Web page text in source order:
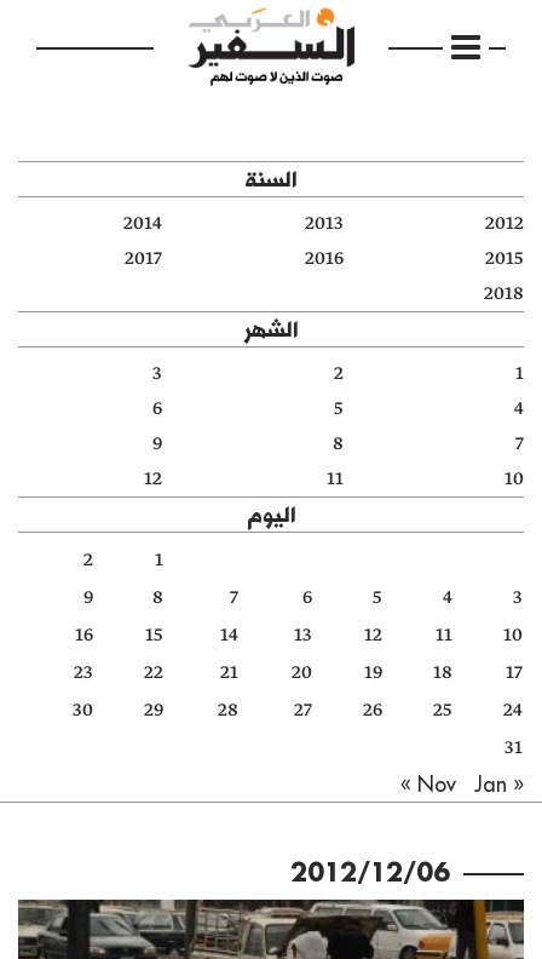
الرئيسية
مواضيع
دفاتر
الأرشيف
السنة
2012
2013
2014
2015
2016
2017
2018
الشهر
1
2
3
4
5
6
7
8
9
10
11
12
اليوم
1
2
3
4
5
6
7
8
9
10
11
12
13
14
15
16
17
18
19
20
21
22
23
24
25
26
27
28
29
30
31
« Nov
Jan »
2012/12/06